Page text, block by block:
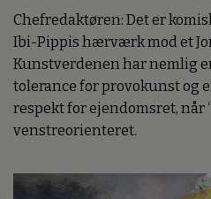
Chefredaktøren: Det er
Ibi-Pippis hærværk mod et
Kunstverdenen har nemlig
tolerance for provokunst og
respekt for ejendomsret, når
venstreorienteret.